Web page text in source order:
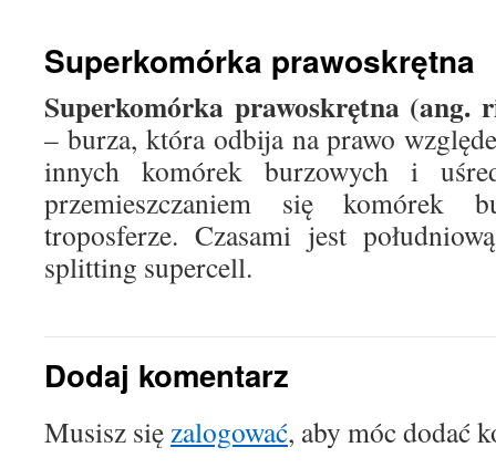
Superkomórka prawoskrętna
Superkomórka prawoskrętna (ang.
– burza, która odbija na prawo
innych komórek burzowych i
przemieszczaniem się komórek
troposferze. Czasami jest
splitting supercell.
Dodaj komentarz
Musisz sięzalogować, aby móc dodać